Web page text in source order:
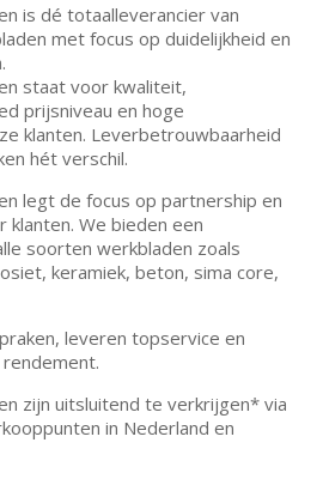
is dé totaalleverancier van
met focus op duidelijkheid en
staat voor kwaliteit,
prijsniveau en hoge
klanten. Leverbetrouwbaarheid
hét verschil.
legt de focus op partnership en
klanten. We bieden een
soorten werkbladen zoals
keramiek, beton, sima core,
leveren topservice en
zijn uitsluitend te verkrijgen* via
in Nederland en